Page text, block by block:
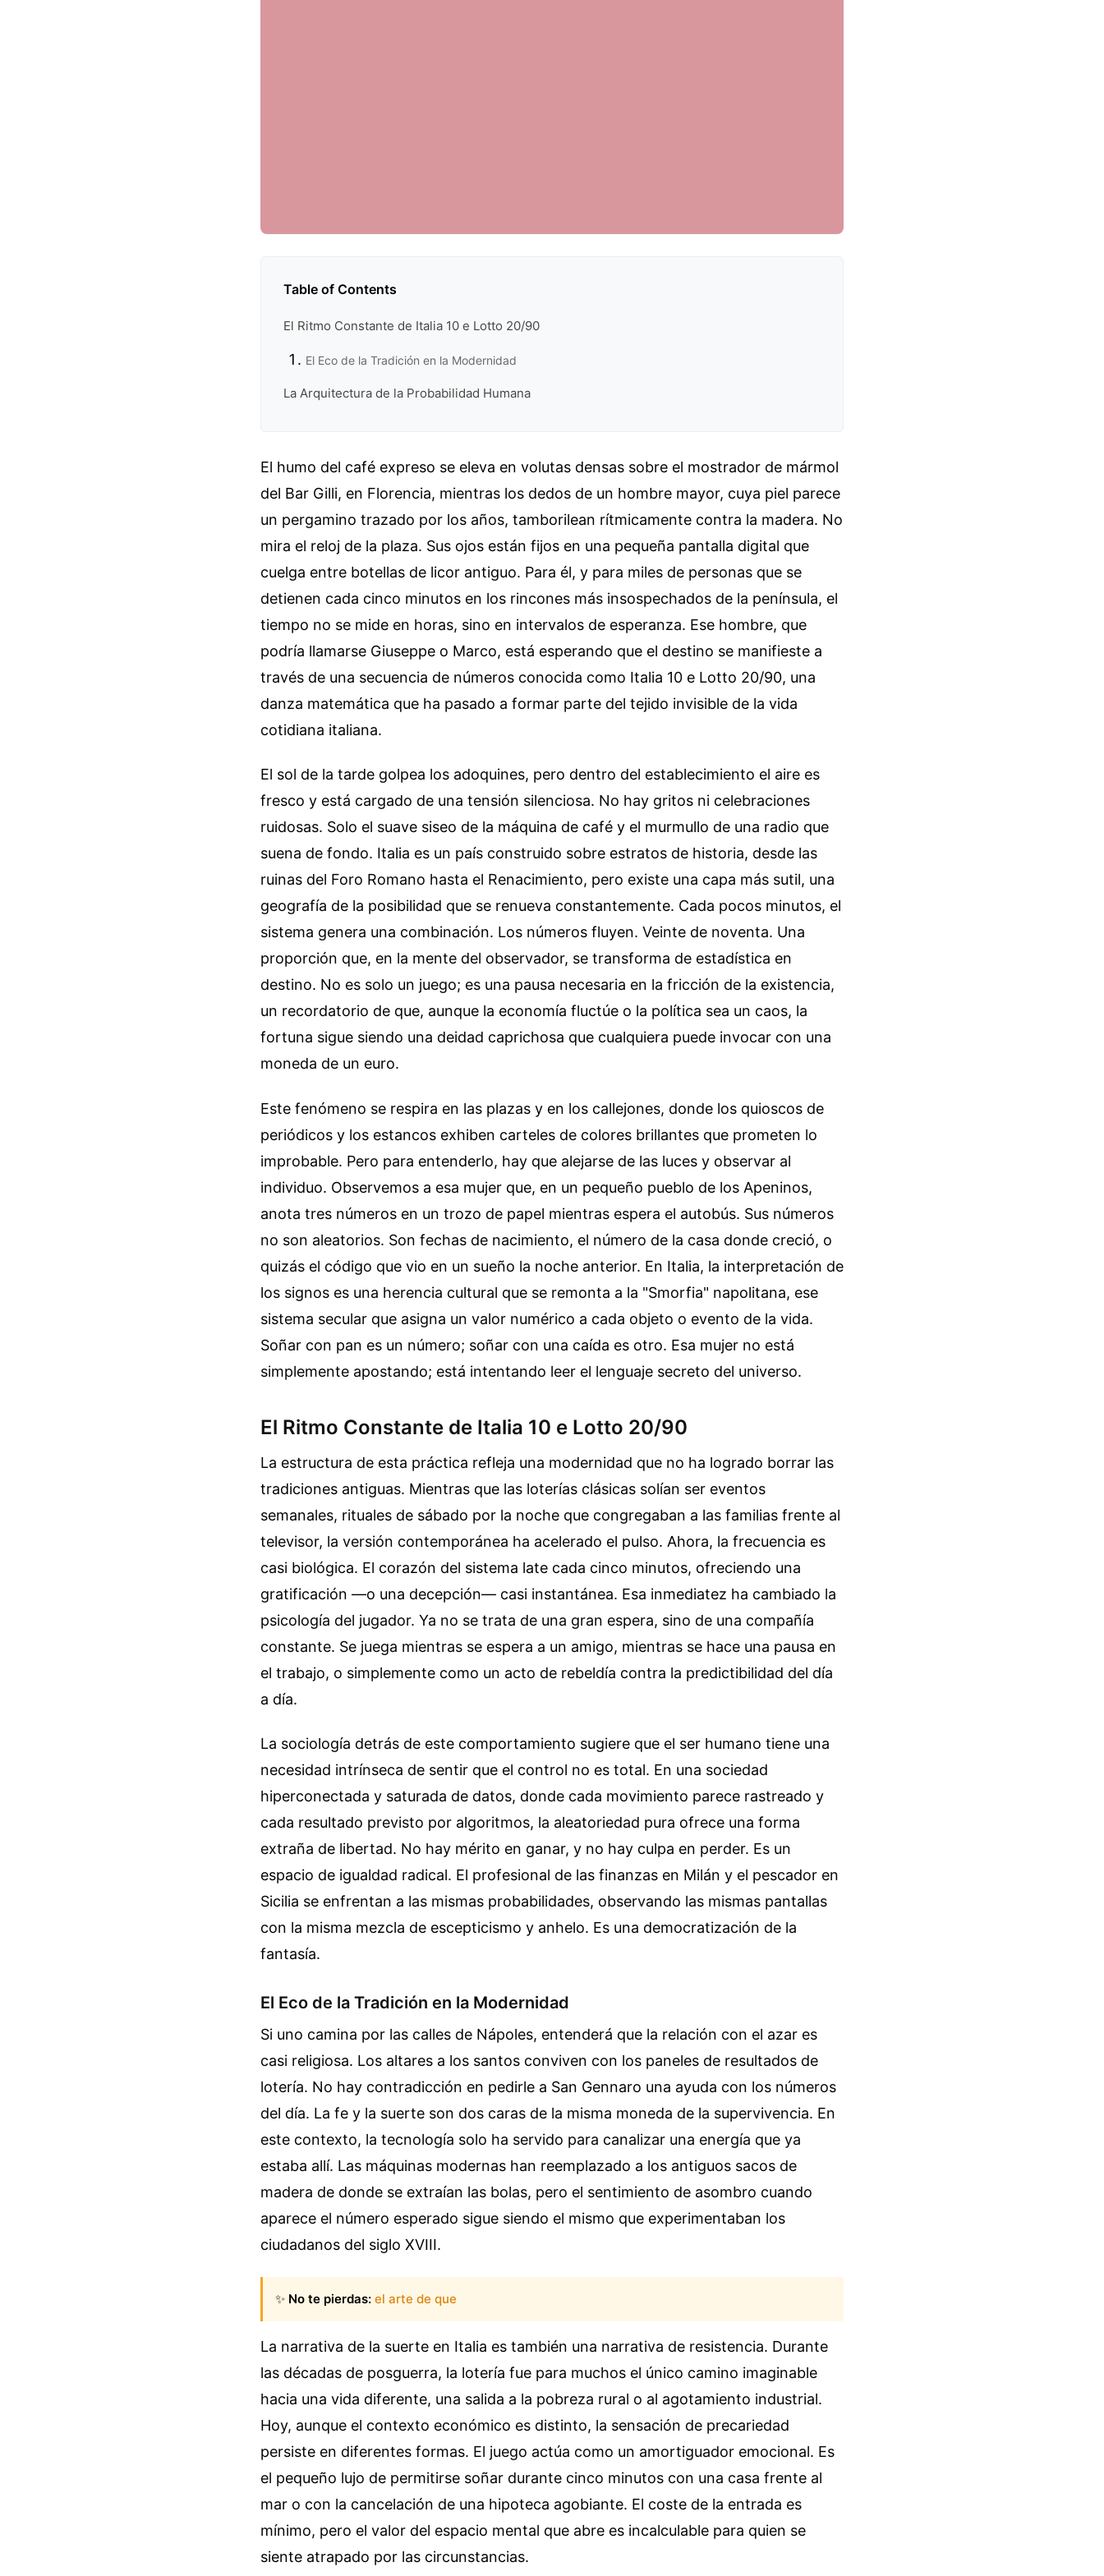
Table of Contents
El Ritmo Constante de Italia 10 e Lotto 20/90
El Eco de la Tradición en la Modernidad
La Arquitectura de la Probabilidad Humana
El humo del café expreso se eleva en volutas densas sobre el mostrador de mármol
del Bar Gilli, en Florencia, mientras los dedos de un hombre mayor, cuya piel parece
un pergamino trazado por los años, tamborilean rítmicamente contra la madera. No
mira el reloj de la plaza. Sus ojos están fijos en una pequeña pantalla digital que
cuelga entre botellas de licor antiguo. Para él, y para miles de personas que se
detienen cada cinco minutos en los rincones más insospechados de la península, el
tiempo no se mide en horas, sino en intervalos de esperanza. Ese hombre, que
podría llamarse Giuseppe o Marco, está esperando que el destino se manifieste a
través de una secuencia de números conocida como Italia 10 e Lotto 20/90, una
danza matemática que ha pasado a formar parte del tejido invisible de la vida
cotidiana italiana.
El sol de la tarde golpea los adoquines, pero dentro del establecimiento el aire es
fresco y está cargado de una tensión silenciosa. No hay gritos ni celebraciones
ruidosas. Solo el suave siseo de la máquina de café y el murmullo de una radio que
suena de fondo. Italia es un país construido sobre estratos de historia, desde las
ruinas del Foro Romano hasta el Renacimiento, pero existe una capa más sutil, una
geografía de la posibilidad que se renueva constantemente. Cada pocos minutos, el
sistema genera una combinación. Los números fluyen. Veinte de noventa. Una
proporción que, en la mente del observador, se transforma de estadística en
destino. No es solo un juego; es una pausa necesaria en la fricción de la existencia,
un recordatorio de que, aunque la economía fluctúe o la política sea un caos, la
fortuna sigue siendo una deidad caprichosa que cualquiera puede invocar con una
moneda de un euro.
Este fenómeno se respira en las plazas y en los callejones, donde los quioscos de
periódicos y los estancos exhiben carteles de colores brillantes que prometen lo
improbable. Pero para entenderlo, hay que alejarse de las luces y observar al
individuo. Observemos a esa mujer que, en un pequeño pueblo de los Apeninos,
anota tres números en un trozo de papel mientras espera el autobús. Sus números
no son aleatorios. Son fechas de nacimiento, el número de la casa donde creció, o
quizás el código que vio en un sueño la noche anterior. En Italia, la interpretación de
los signos es una herencia cultural que se remonta a la "Smorfia" napolitana, ese
sistema secular que asigna un valor numérico a cada objeto o evento de la vida.
Soñar con pan es un número; soñar con una caída es otro. Esa mujer no está
simplemente apostando; está intentando leer el lenguaje secreto del universo.
El Ritmo Constante de Italia 10 e Lotto 20/90
La estructura de esta práctica refleja una modernidad que no ha logrado borrar las
tradiciones antiguas. Mientras que las loterías clásicas solían ser eventos
semanales, rituales de sábado por la noche que congregaban a las familias frente al
televisor, la versión contemporánea ha acelerado el pulso. Ahora, la frecuencia es
casi biológica. El corazón del sistema late cada cinco minutos, ofreciendo una
gratificación —o una decepción— casi instantánea. Esa inmediatez ha cambiado la
psicología del jugador. Ya no se trata de una gran espera, sino de una compañía
constante. Se juega mientras se espera a un amigo, mientras se hace una pausa en
el trabajo, o simplemente como un acto de rebeldía contra la predictibilidad del día
a día.
La sociología detrás de este comportamiento sugiere que el ser humano tiene una
necesidad intrínseca de sentir que el control no es total. En una sociedad
hiperconectada y saturada de datos, donde cada movimiento parece rastreado y
cada resultado previsto por algoritmos, la aleatoriedad pura ofrece una forma
extraña de libertad. No hay mérito en ganar, y no hay culpa en perder. Es un
espacio de igualdad radical. El profesional de las finanzas en Milán y el pescador en
Sicilia se enfrentan a las mismas probabilidades, observando las mismas pantallas
con la misma mezcla de escepticismo y anhelo. Es una democratización de la
fantasía.
El Eco de la Tradición en la Modernidad
Si uno camina por las calles de Nápoles, entenderá que la relación con el azar es
casi religiosa. Los altares a los santos conviven con los paneles de resultados de
lotería. No hay contradicción en pedirle a San Gennaro una ayuda con los números
del día. La fe y la suerte son dos caras de la misma moneda de la supervivencia. En
este contexto, la tecnología solo ha servido para canalizar una energía que ya
estaba allí. Las máquinas modernas han reemplazado a los antiguos sacos de
madera de donde se extraían las bolas, pero el sentimiento de asombro cuando
aparece el número esperado sigue siendo el mismo que experimentaban los
ciudadanos del siglo XVIII.
✨ No te pierdas: el arte de que
La narrativa de la suerte en Italia es también una narrativa de resistencia. Durante
las décadas de posguerra, la lotería fue para muchos el único camino imaginable
hacia una vida diferente, una salida a la pobreza rural o al agotamiento industrial.
Hoy, aunque el contexto económico es distinto, la sensación de precariedad
persiste en diferentes formas. El juego actúa como un amortiguador emocional. Es
el pequeño lujo de permitirse soñar durante cinco minutos con una casa frente al
mar o con la cancelación de una hipoteca agobiante. El coste de la entrada es
mínimo, pero el valor del espacio mental que abre es incalculable para quien se
siente atrapado por las circunstancias.